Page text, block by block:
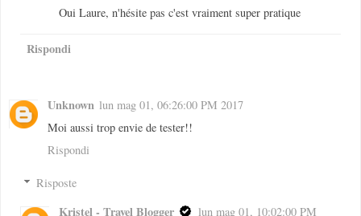
Oui Laure, n'hésite pas c'est vraiment super pratique
Rispondi
Unknown lun mag 01, 06:26:00 PM 2017
Moi aussi trop envie de tester!!
Rispondi
Risposte
Kristel - Travel Blogger lun mag 01, 10:02:00 PM